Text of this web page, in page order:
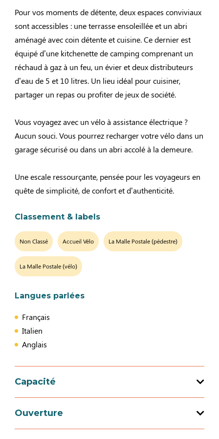
Pour vos moments de détente, deux espaces conviviaux
sont accessibles : une terrasse ensoleillée et un abri
aménagé avec coin détente et cuisine. Ce dernier est
équipé d’une kitchenette de camping comprenant un
réchaud à gaz à un feu, un évier et deux distributeurs
d’eau de 5 et 10 litres. Un lieu idéal pour cuisiner,
partager un repas ou profiter de jeux de société.
Vous voyagez avec un vélo à assistance électrique ?
Aucun souci. Vous pourrez recharger votre vélo dans un
garage sécurisé ou dans un abri accolé à la demeure.
Une escale ressourçante, pensée pour les voyageurs en
quête de simplicité, de confort et d’authenticité.
Classement & labels
Non Classé Accueil Vélo La Malle Postale (pédestre)
La Malle Postale (vélo)
Langues parlées
Français
Italien
Anglais
Capacité
Capacité d'accueil totale : 4 personne(s)
Ouverture